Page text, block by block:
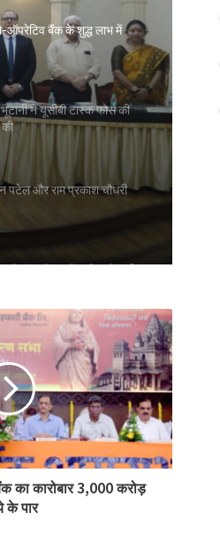
ऑपरेटिव बैंक के शुद्ध लाभ में
ने यूसीबी टास्क फोर्स की
पटेल और राम प्रकाश चौधरी
संघ की 67वीं एजीएम में अमीन
जीसी के 15 सदस्यों के चुनाव
विस्तार, 16 संस्थान संबद्ध; 350
प्रवेश
के आदेश को केंद्रीय
का कारोबार 3,000 करोड़
के पार